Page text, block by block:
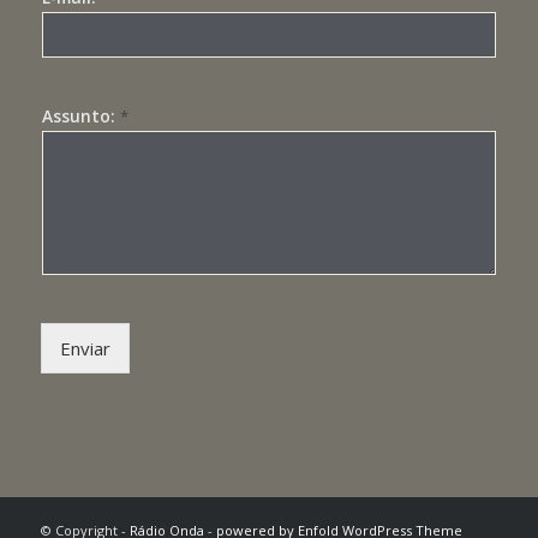
Assunto: *
Enviar
© Copyright - Rádio Onda - powered by Enfold WordPress Theme